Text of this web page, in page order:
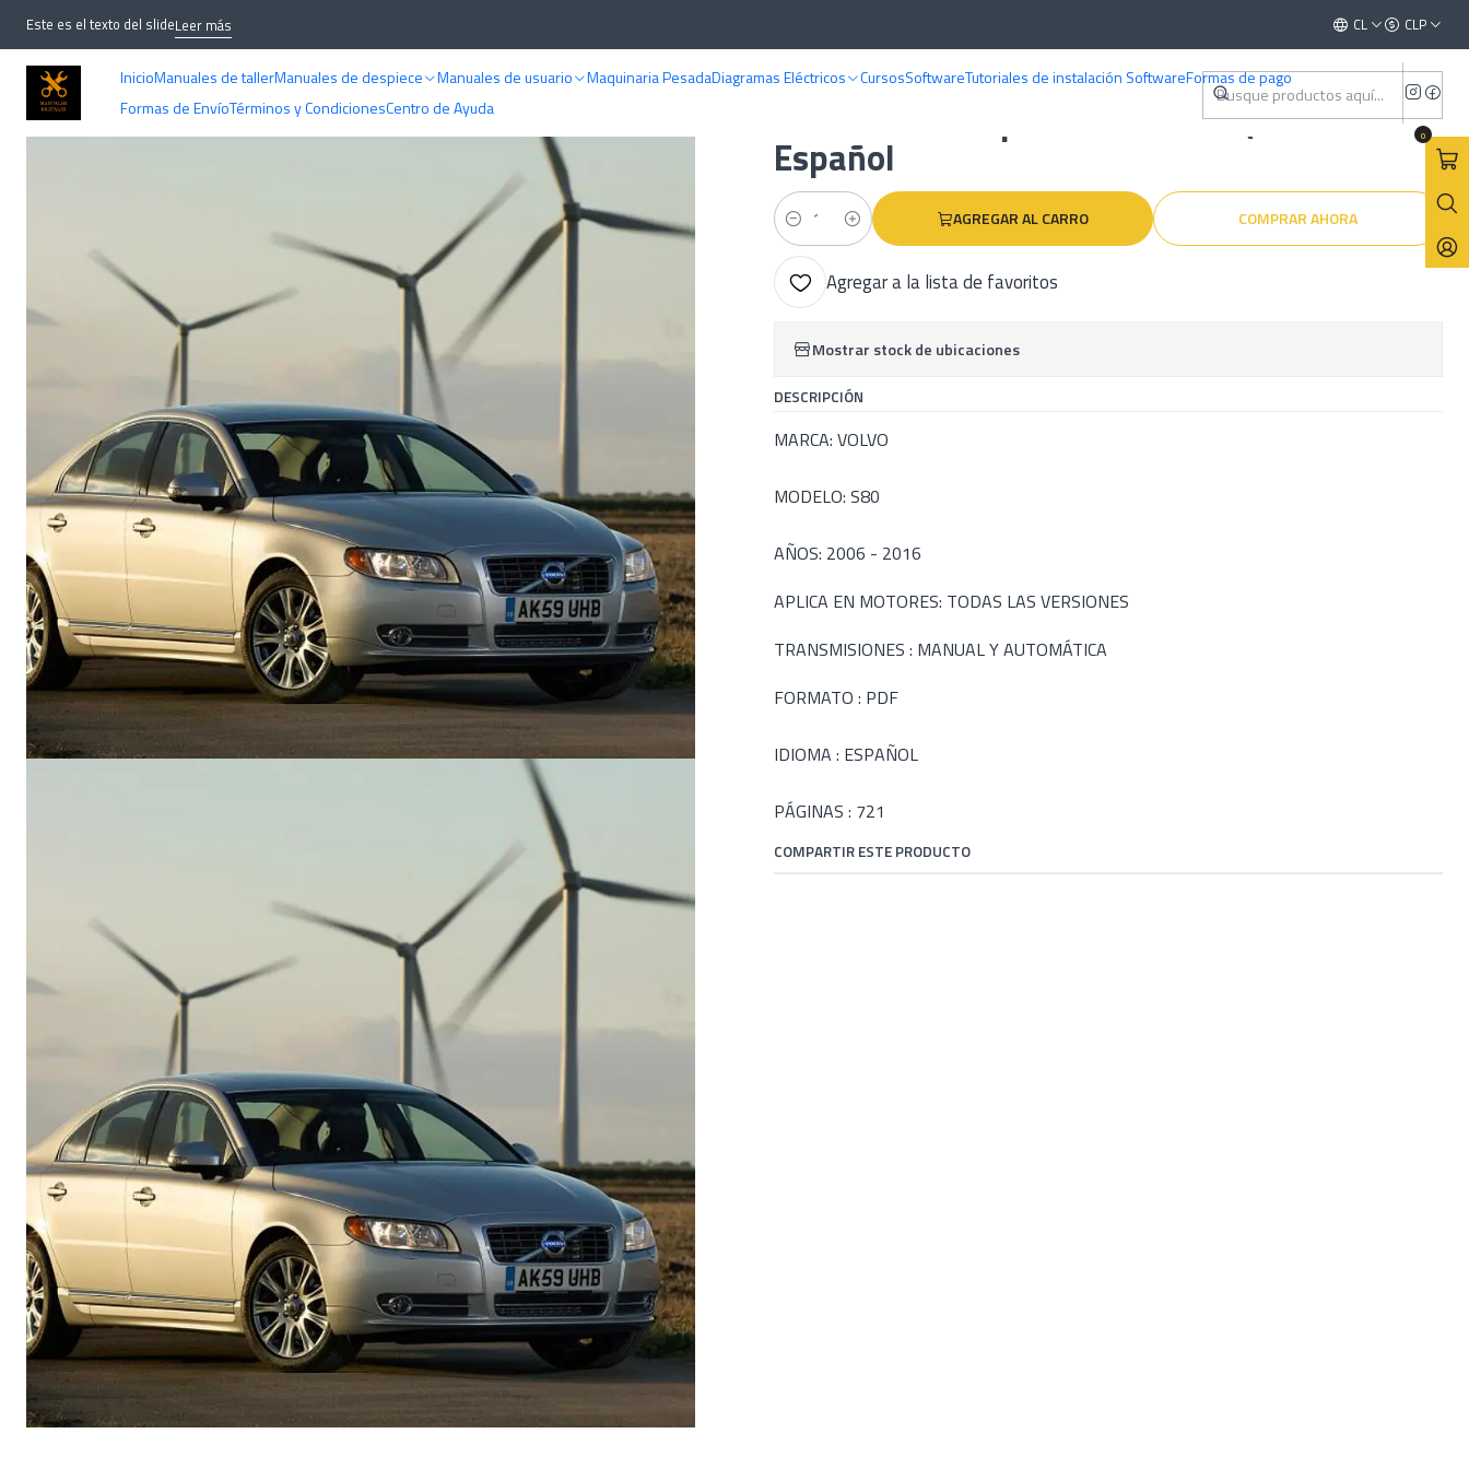
InicioManuales de tallerManuales de despiece Manuales de usuario Maquinaria PesadaDiagramas Eléctricos CursosSoftwareTutoriales de instalación SoftwareFormas de pago
Formas de EnvíoTérminos y CondicionesCentro de Ayuda
0
Este es el texto del slideLeer más CL CLP
Manual De Despiece Volvo S80 (2006-2016)
Español
Cantidad
AGREGAR AL CARRO COMPRAR AHORA
Agregar a la lista de favoritos
Mostrar stock de ubicaciones
DESCRIPCIÓN
MARCA: VOLVO
MODELO: S80
AÑOS: 2006 - 2016
APLICA EN MOTORES: TODAS LAS VERSIONES
TRANSMISIONES : MANUAL Y AUTOMÁTICA
FORMATO : PDF
IDIOMA : ESPAÑOL
PÁGINAS : 721
COMPARTIR ESTE PRODUCTO